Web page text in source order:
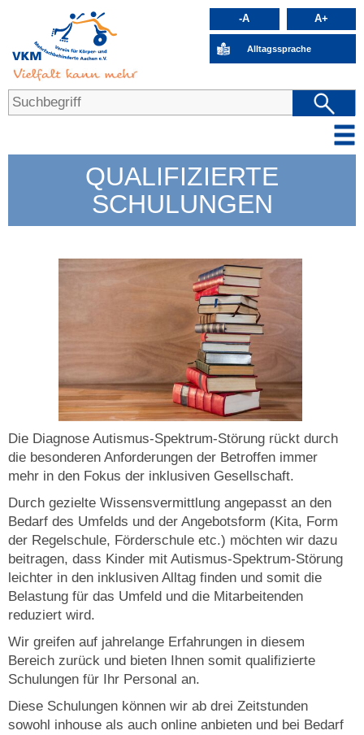
-A A+
Alltagssprache
QUALIFIZIERTE
SCHULUNGEN
Die Diagnose Autismus-Spektrum-Störung rückt durch
die besonderen Anforderungen der Betroffen immer
mehr in den Fokus der inklusiven Gesellschaft.
Durch gezielte Wissensvermittlung angepasst an den
Bedarf des Umfelds und der Angebotsform (Kita, Form
der Regelschule, Förderschule etc.) möchten wir dazu
beitragen, dass Kinder mit Autismus-Spektrum-Störung
leichter in den inklusiven Alltag finden und somit die
Belastung für das Umfeld und die Mitarbeitenden
reduziert wird.
Wir greifen auf jahrelange Erfahrungen in diesem
Bereich zurück und bieten Ihnen somit qualifizierte
Schulungen für Ihr Personal an.
Diese Schulungen können wir ab drei Zeitstunden
sowohl inhouse als auch online anbieten und bei Bedarf